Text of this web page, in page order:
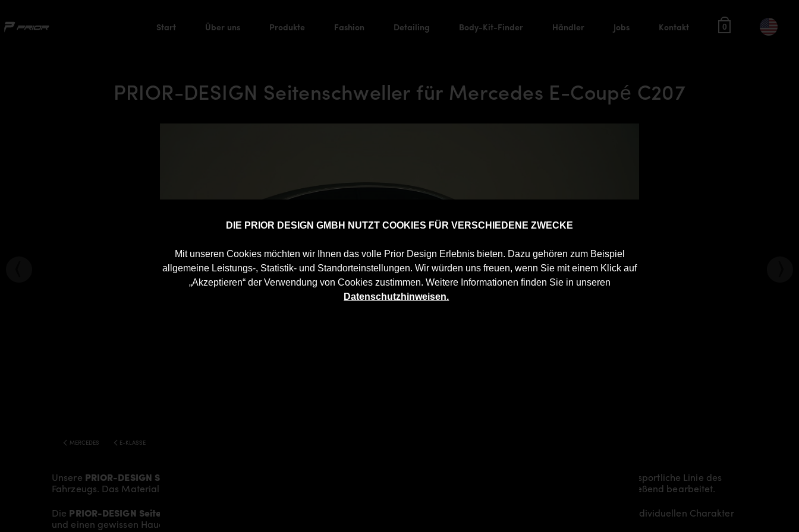
DIE PRIOR DESIGN GMBH NUTZT COOKIES FÜR VERSCHIEDENE ZWECKE
Mit unseren Cookies möchten wir Ihnen das volle Prior Design Erlebnis bieten. Dazu gehören zum Beispiel
allgemeine Leistungs-, Statistik- und Standorteinstellungen. Wir würden uns freuen, wenn Sie mit einem Klick auf
„Akzeptieren“ der Verwendung von Cookies zustimmen. Weitere Informationen finden Sie in unseren
Datenschutzhinweisen.
Start Über uns Produkte Fashion Detailing Body-Kit-Finder Händler Jobs Kontakt 0
PRIOR-DESIGN Seitenschweller für Mercedes E-Coupé C207
MERCEDES E-KLASSE
Unsere PRIOR-DESIGN Seitenschweller
mehr Dynamik und akzentuieren die sportliche Linie des
Fahrzeugs. Das Material besteht aus einem
und wird aufwändig in Handarbeit laminiert und anschließend bearbeitet.
Die PRIOR-DESIGN Seitenschweller
somit den individuellen Charakter
und einen gewissen Hauch von Rennsport-Flair.